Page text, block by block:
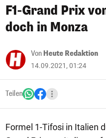
F1-Grand Prix
doch in Monza
Von Heute Redaktion
14.09.2021, 01:24
Teilen
Formel 1-Tifosi in Italien